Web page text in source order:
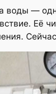
воды —
Её